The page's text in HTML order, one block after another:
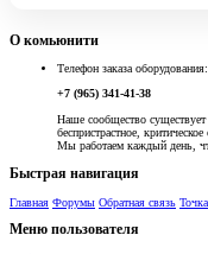
О комьюнити
Телефон заказа оборудования:
+7 (965) 341-41-38
Наше сообщество
беспристрастное,
Мы работаем каждый день,
Быстрая навигация
Главная Форумы Обратная связь
Меню пользователя